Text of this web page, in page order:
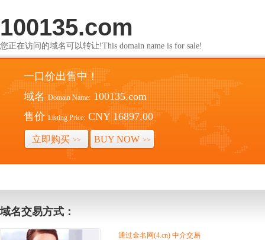
100135.com
您正在访问的域名可以转让!This domain name is for sale!
一口价出售中！
域名 Domain Name: 100135.com
售价 Listing Price: CNY 16897.00
立即购买 >> BUY NOW >>
域名交易方式：
通过金名网(4.cn) 中介交易